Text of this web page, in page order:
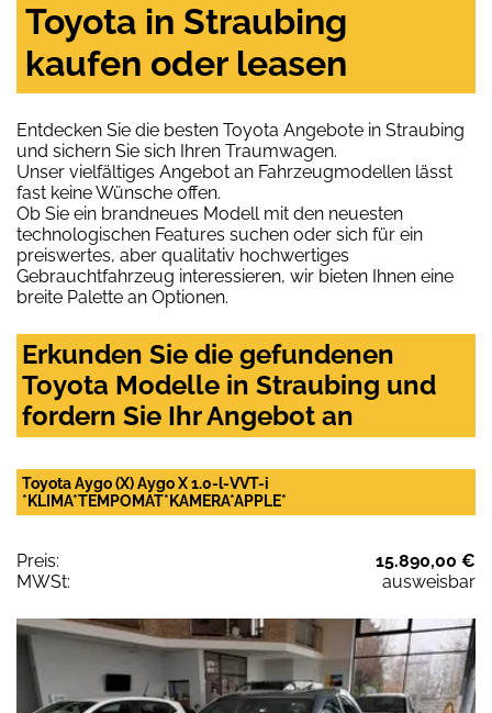
Toyota in Straubing
kaufen oder leasen
Entdecken Sie die besten Toyota Angebote in Straubing
und sichern Sie sich Ihren Traumwagen.
Unser vielfältiges Angebot an Fahrzeugmodellen lässt
fast keine Wünsche offen.
Ob Sie ein brandneues Modell mit den neuesten
technologischen Features suchen oder sich für ein
preiswertes, aber qualitativ hochwertiges
Gebrauchtfahrzeug interessieren, wir bieten Ihnen eine
breite Palette an Optionen.
Erkunden Sie die gefundenen
Toyota Modelle in Straubing und
fordern Sie Ihr Angebot an
Toyota Aygo (X) Aygo X 1.0-l-VVT-i
*KLIMA*TEMPOMAT*KAMERA*APPLE*
Preis:
15.890,00 €
MWSt:
ausweisbar